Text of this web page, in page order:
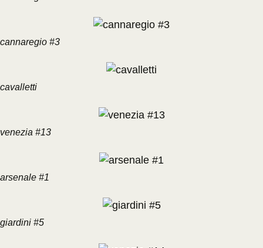
cannaregio #3
cavalletti
venezia #13
arsenale #1
giardini #5